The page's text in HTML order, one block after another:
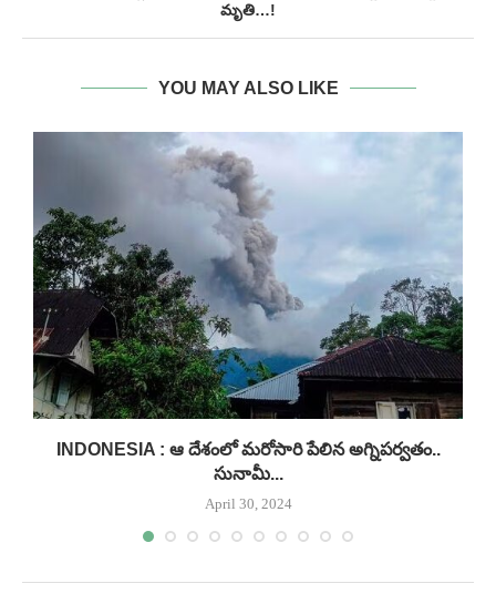
మృతి…!
YOU MAY ALSO LIKE
INDONESIA : ఆ దేశంలో మరోసారి పేలిన అగ్నిపర్వతం..
సునామీ...
April 30, 2024